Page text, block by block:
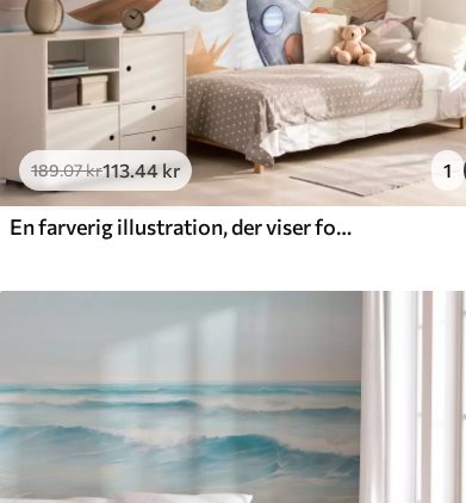
189.07kr113.44 kr 1
En farverig illustration, der viser forskellige planeter og rumfarve